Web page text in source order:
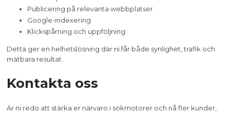
Publicering på relevanta webbplatser
Google-indexering
Klickspårning och uppföljning
Detta ger en helhetslösning där ni får både synlighet, trafik och
mätbara resultat.
Kontakta oss
Är ni redo att stärka er närvaro i sökmotorer och nå fler kunder,